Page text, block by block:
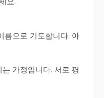
름으로 기도합니다. 아
가정입니다. 서로 평